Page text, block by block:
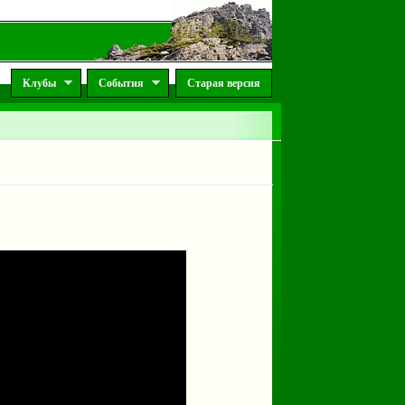
Клубы События Старая версия